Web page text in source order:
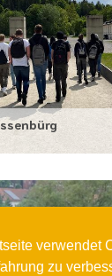
verwendet
zu